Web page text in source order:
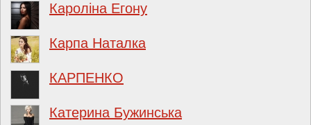
Кароліна Егону
Карпа Наталка
КАРПЕНКО
Катерина Бужинська